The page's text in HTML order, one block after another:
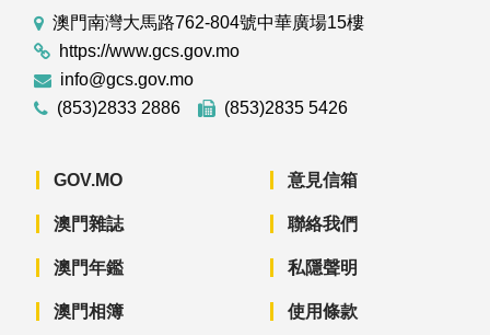
澳門南灣大馬路762-804號中華廣場15樓
https://www.gcs.gov.mo
info@gcs.gov.mo
(853)2833 2886
(853)2835 5426
GOV.MO
澳門雜誌
澳門年鑑
澳門相簿
意見信箱
聯絡我們
私隱聲明
使用條款